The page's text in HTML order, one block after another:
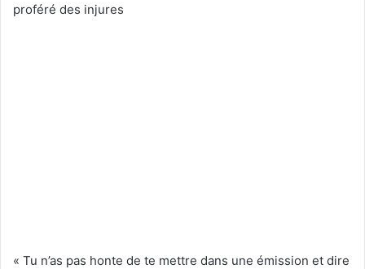
proféré des injures
« Tu n’as pas honte de te mettre dans une émission et dire